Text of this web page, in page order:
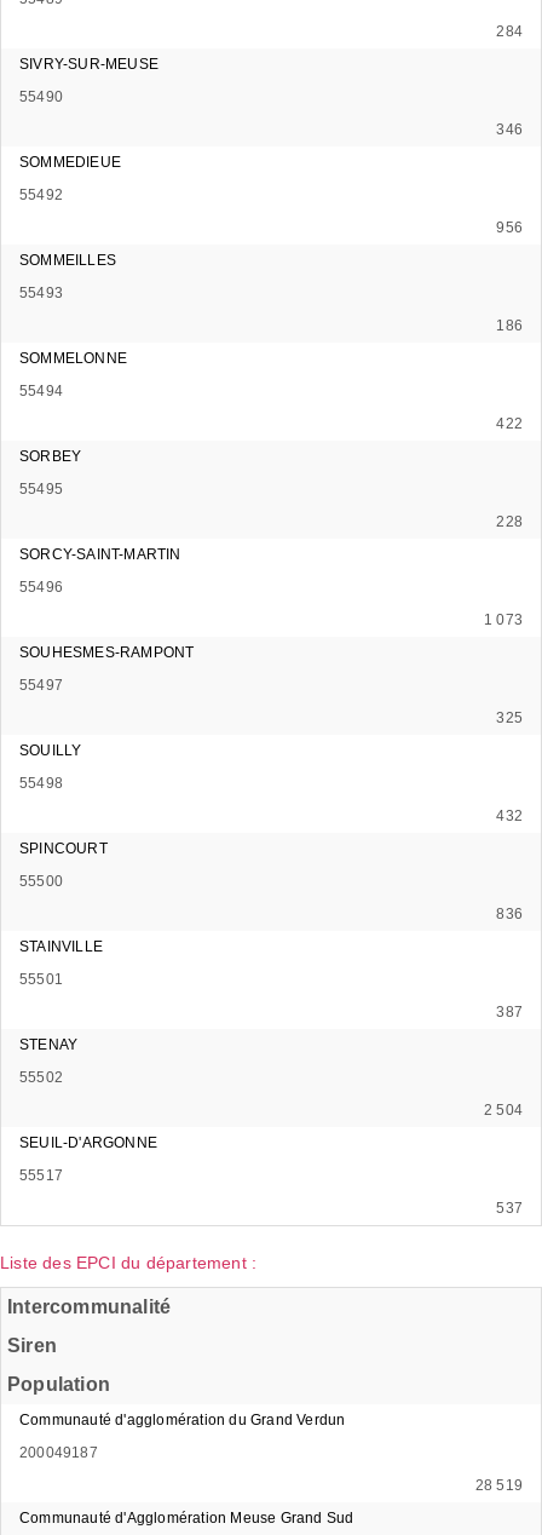
284
SIVRY-SUR-MEUSE
55490
346
SOMMEDIEUE
55492
956
SOMMEILLES
55493
186
SOMMELONNE
55494
422
SORBEY
55495
228
SORCY-SAINT-MARTIN
55496
1 073
SOUHESMES-RAMPONT
55497
325
SOUILLY
55498
432
SPINCOURT
55500
836
STAINVILLE
55501
387
STENAY
55502
2 504
SEUIL-D'ARGONNE
55517
537
Liste des EPCI du département :
Intercommunalité
Siren
Population
Communauté d'agglomération du Grand Verdun
200049187
28 519
Communauté d'Agglomération Meuse Grand Sud